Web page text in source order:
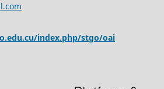
index.php/stgo/oai